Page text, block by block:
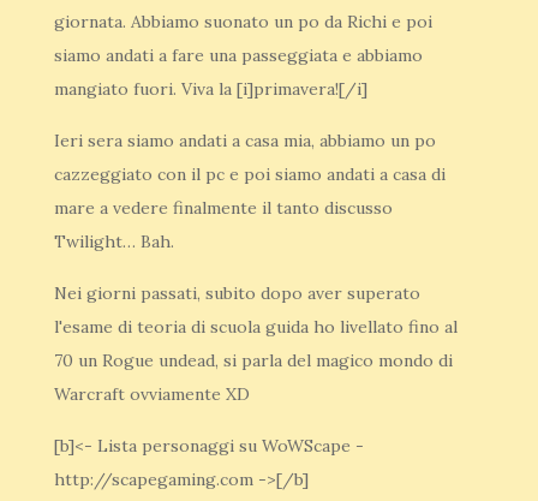
giornata. Abbiamo suonato un po da Richi e poi
siamo andati a fare una passeggiata e abbiamo
mangiato fuori. Viva la [i]primavera![/i]
Ieri sera siamo andati a casa mia, abbiamo un po
cazzeggiato con il pc e poi siamo andati a casa di
mare a vedere finalmente il tanto discusso
Twilight… Bah.
Nei giorni passati, subito dopo aver superato
l'esame di teoria di scuola guida ho livellato fino al
70 un Rogue undead, si parla del magico mondo di
Warcraft ovviamente XD
[b]<- Lista personaggi su WoWScape -
http://scapegaming.com ->[/b]